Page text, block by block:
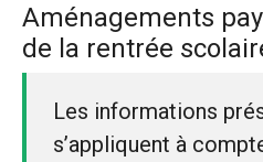
Aménagements
de la rentrée
Les informations
s’appliquent à